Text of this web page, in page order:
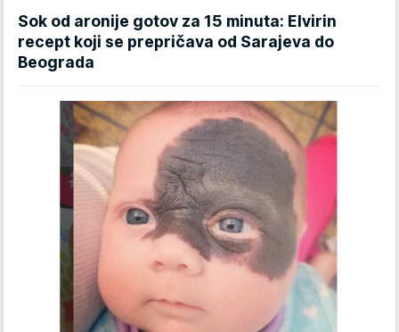
Sok od aronije gotov za 15 minuta: Elvirin
recept koji se prepričava od Sarajeva do
Beograda